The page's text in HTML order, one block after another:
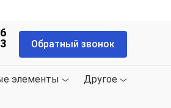
Обратный звонок
элементы Другое